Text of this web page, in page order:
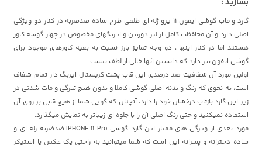
گارد وقاب گوشی ایفون 11 پرو ژله ای طلقی طرح ساده ضدضربه
در کنار دو ویژگی
اصلی دارد و آن محافظت کامل از لنز دوربین و ایربگهای مخصوص در چهار گوشه کاور
هستند اما در کنار اینها ، دو وجه تمایز بارز نسبت به بقیه کاورهای موجود برای
گوشی ایفون نیز دارد که دانستن آنها خالی از لطف نیست.
اولین مورد آن شفافیت صد درصدی این قاب پشت کریستال ایربگ دار تمام شفاف
است، به نحوی که رنگ و بدنه اصلی گوشی کاملا و بدون هیچ تیرگی و مات شدنی در
زیر این گارد بازتاب درخشان خود را دارد، آنچنان که گویی شما از هیچ قابی بر روی آن
استفاده نمیکنید و حتی رنگ اصلی آن را با جلوه ای زیباتر به نمایش میگذارد.
مورد بعدی از ویژگی های ممتاز این گارد گوشی IPHONE 11 Pro ضدضربه ژله ای و
ساده دخترانه و پسرانه این است که شما میتوانید به راحتی یک عکس یا استیکر